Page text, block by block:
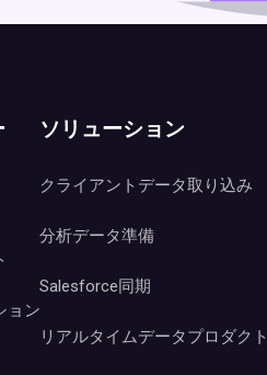
ョン
ソリューション
クライアントデータ取り込み
分析データ準備
Salesforce同期
リアルタイムデータプロダクト